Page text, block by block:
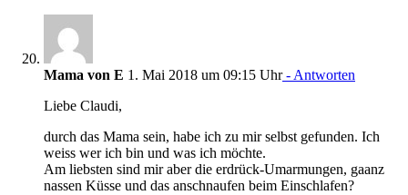
Mama von E 1. Mai 2018 um 09:15 Uhr- Antworten
Liebe Claudi,
durch das Mama sein, habe ich zu mir selbst gefunden. Ich
weiss wer ich bin und was ich möchte.
Am liebsten sind mir aber die erdrück-Umarmungen, gaanz
nassen Küsse und das anschnaufen beim Einschlafen?